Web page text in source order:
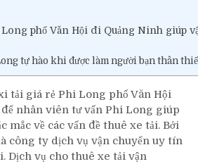
phố Văn Hội đi Quảng Ninh giúp
tự hào khi được làm người bạn thân
tải giá rẻ Phi Long phố Văn Hội
nhân viên tư vấn Phi Long giúp
mắc về các vấn đề thuê xe tải. Bởi
công ty dịch vụ vận chuyển uy tín
Dịch vụ cho thuê xe tải vận